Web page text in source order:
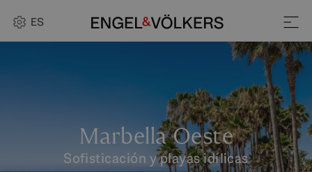
ES
Marbella Oeste
Sofisticación y playas idílicas